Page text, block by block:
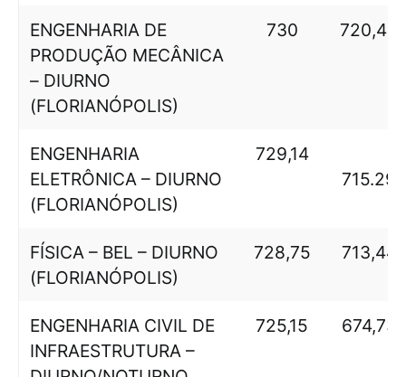
ENGENHARIA DE
PRODUÇÃO MECÂNICA
– DIURNO
(FLORIANÓPOLIS)
730 720,49
ENGENHARIA
ELETRÔNICA – DIURNO
(FLORIANÓPOLIS)
729,14
715.29
FÍSICA – BEL – DIURNO
(FLORIANÓPOLIS)
728,75 713,44
ENGENHARIA CIVIL DE
INFRAESTRUTURA –
725,15 674,73